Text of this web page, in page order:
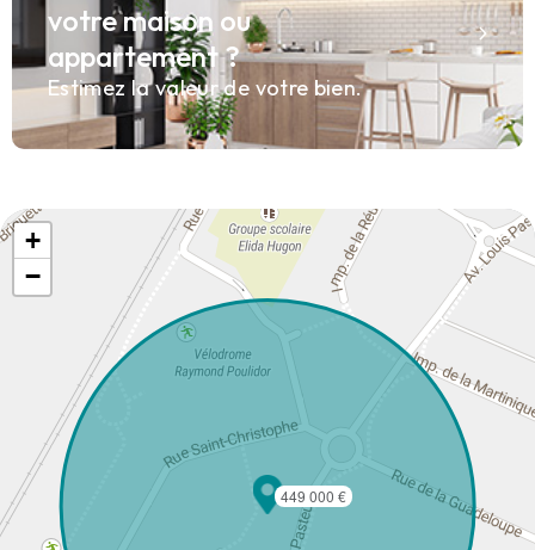
votre maison ou
appartement ?
Estimez la valeur de votre bien.
449 000 €
+
−